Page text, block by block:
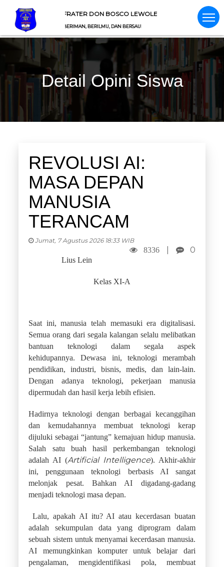
SMAS FRATER DON BOSCO LEWOLEBA
ET FRATERNITAS (BERIMAN, BERILMU, DAN BERSAUDARA) (BERIMAN, BERILMU, DAN
Detail Opini Siswa
REVOLUSI AI:
MASA DEPAN
MANUSIA
TERANCAM
Jumat, 7 Agustus 2026 18:33 WIB
8336 0
Lius Lein
Kelas XI-A
Saat ini, manusia telah memasuki era digitalisasi.
Semua orang dari segala kalangan selalu melibatkan
bantuan teknologi dalam segala aspek
kehidupannya. Dewasa ini, teknologi merambah
pendidikan, industri, bisnis, medis, dan lain-lain.
Dengan adanya teknologi, pekerjaan manusia
dipermudah dan hasil kerja lebih efisien.
Hadirnya teknologi dengan berbagai kecanggihan
dan kemudahannya membuat teknologi kerap
dijuluki sebagai “jantung” kemajuan hidup manusia.
Salah satu buah hasil perkembangan teknologi
adalah AI (Artificial Intelligence). Akhir-akhir
ini, penggunaan teknologi berbasis AI sangat
melonjak pesat. Bahkan AI digadang-gadang
menjadi teknologi masa depan.
Lalu, apakah AI itu? AI atau kecerdasan buatan
adalah sekumpulan data yang diprogram dalam
sebuah sistem untuk menyamai kecerdasan manusia.
AI memungkinkan komputer untuk belajar dari
pengalaman, mengidentifikasi pola, membuat